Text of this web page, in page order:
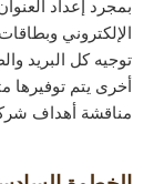
بمجرد إعداد
الإلكتروني
توجيه كل البريد
أخرى يتم توفيرها
مناقشة أهداف